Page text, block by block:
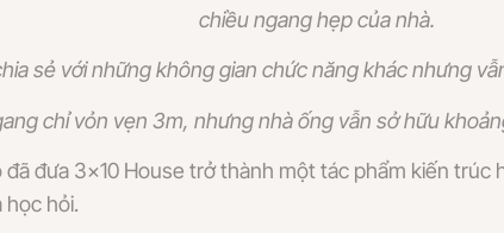
chiều ngang hẹp của nhà.
sẻ với những không gian chức năng khác nhưng
chỉ vỏn vẹn 3m, nhưng nhà ống vẫn sở hữu
đưa 3×10 House trở thành một tác phẩm kiến
học hỏi.